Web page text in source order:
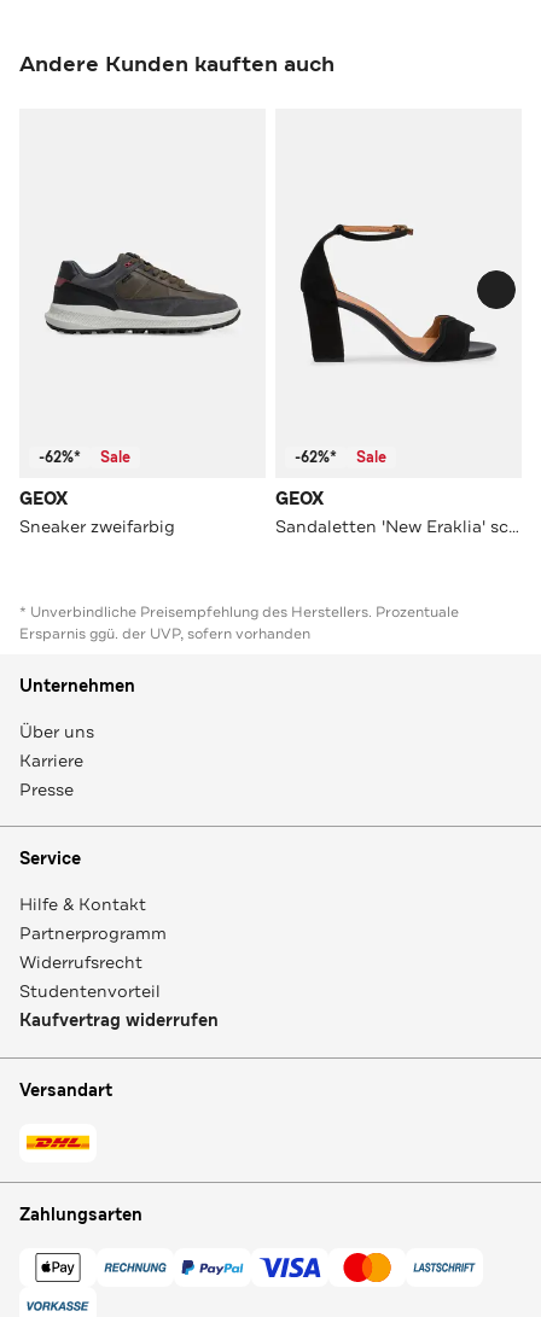
Andere Kunden kauften auch
-62%* Sale
GEOX
Sneaker zweifarbig
-62%* Sale
GEOX
Sandaletten 'New Eraklia' schwarz
* Unverbindliche Preisempfehlung des Herstellers. Prozentuale
Ersparnis ggü. der UVP, sofern vorhanden
Unternehmen
Über uns
Karriere
Presse
Service
Hilfe & Kontakt
Partnerprogramm
Widerrufsrecht
Studentenvorteil
Kaufvertrag widerrufen
Versandart
Zahlungsarten